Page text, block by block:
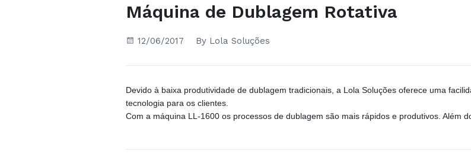
Máquina de Dublagem Rotativa
12/06/2017 By Lola Soluções
Devido à baixa produtividade de dublagem tradicionais, a Lola Soluções oferece uma
tecnologia para os clientes.
Com a máquina LL-1600 os processos de dublagem são mais rápidos e produtivos. Além